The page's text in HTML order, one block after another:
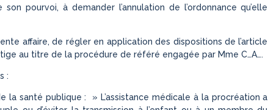
pourvoi, à demander l’annulation de l’ordonnance qu’elle
affaire, de régler en application des dispositions de l’article
au titre de la procédure de référé engagée par Mme C…A….
:
la santé publique : » L’assistance médicale à la procréation a